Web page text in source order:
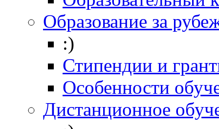
Образование за
:)
Стипендии и
Особенности
Дистанционное